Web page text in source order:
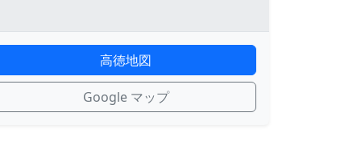
高徳地図
Google マップ